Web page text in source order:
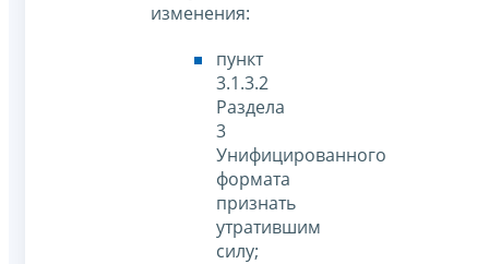
изменения:
пункт
3.1.3.2
Раздела
3
Унифицированного
формата
признать
утратившим
силу;